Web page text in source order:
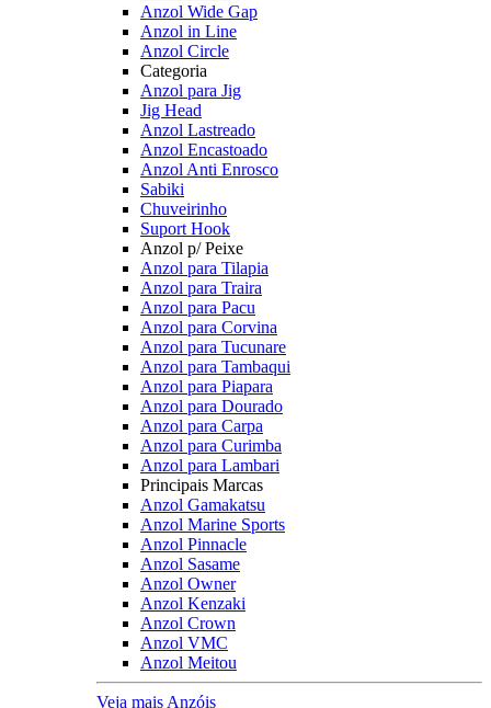
Anzol Wide Gap
Anzol in Line
Anzol Circle
Categoria
Anzol para Jig
Jig Head
Anzol Lastreado
Anzol Encastoado
Anzol Anti Enrosco
Sabiki
Chuveirinho
Suport Hook
Anzol p/ Peixe
Anzol para Tilapia
Anzol para Traira
Anzol para Pacu
Anzol para Corvina
Anzol para Tucunare
Anzol para Tambaqui
Anzol para Piapara
Anzol para Dourado
Anzol para Carpa
Anzol para Curimba
Anzol para Lambari
Principais Marcas
Anzol Gamakatsu
Anzol Marine Sports
Anzol Pinnacle
Anzol Sasame
Anzol Owner
Anzol Kenzaki
Anzol Crown
Anzol VMC
Anzol Meitou
Veja mais Anzóis